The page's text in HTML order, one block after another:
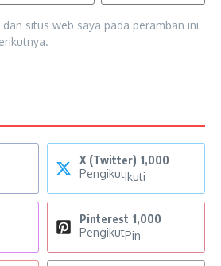
situs web saya pada peramban ini
X (Twitter) 1,000
PengikutIkuti
Pinterest 1,000
PengikutPin